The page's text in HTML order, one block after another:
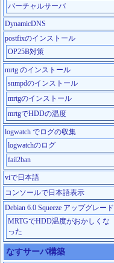
バーチャルサーバ
DynamicDNS
postfixのインストール
OP25B対策
mrtg のインストール
snmpdのインストール
mrtgのインストール
mrtgでHDDの温度
logwatch でログの収集
logwatchのログ
fail2ban
viで日本語
コンソールで日本語表示
Debian 6.0 Squeeze アップグレード
MRTGでHDD温度がおかしくな
った
なすサーバ構築